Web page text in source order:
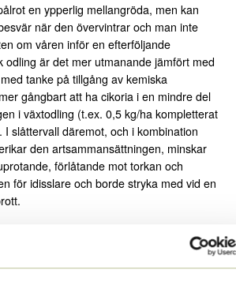
en ypperlig mellangröda, men kan
när den övervintrar och man inte
om våren inför en efterföljande
odling är det mer utmanande jämfört med
tanke på tillgång av kemiska
gångbart att ha cikoria i en mindre del
i växtodling (t.ex. 0,5 kg/ha kompletterat
slåttervall däremot, och i kombination
den artsammansättningen, minskar
förlåtande mot torkan och
för idisslare och borde stryka med vid en
med oljeväxter på grund av risken för
Mångfaldsblandningar